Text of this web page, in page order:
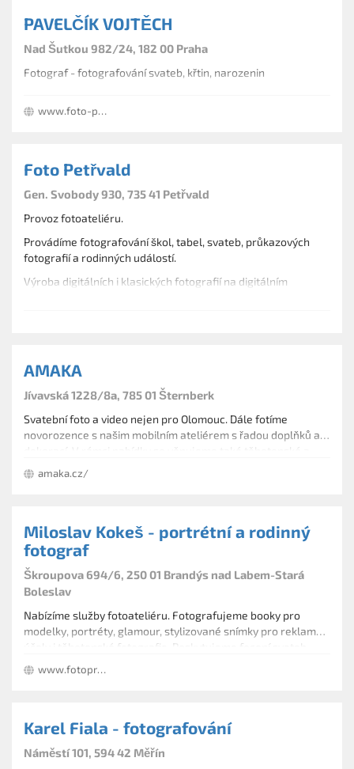
PAVELČÍK VOJTĚCH
Nad Šutkou 982/24, 182 00 Praha
Fotograf - fotografování svateb, křtin, narozenin
www.foto-pavelcik.cz
Foto Petřvald
Gen. Svobody 930, 735 41 Petřvald
Provoz fotoateliéru.
Provádíme fotografování škol, tabel, svateb, průkazových
fotografií a rodinných událostí.
Výroba digitálních i klasických fotografií na digitálním
AMAKA
Jívavská 1228/8a, 785 01 Šternberk
Svatební foto a video nejen pro Olomouc. Dále fotíme
novorozence s našim mobilním ateliérem s řadou doplňků a
rodinné fotografie a natáčení hudebních klipů.
amaka.cz/
Miloslav Kokeš - portrétní a rodinný
fotograf
Škroupova 694/6, 250 01 Brandýs nad Labem-Stará
Boleslav
Nabízíme služby fotoateliéru. Fotografujeme booky pro
modelky, portréty, glamour, stylizované snímky pro reklamní
účely i těhotenské fotografie. Poskytujeme focení svateb,
předsvatebních portrétů, dětí, uměleckých aktů i
stylizovaných fotografií jídla.
www.fotoproweb.cz
Karel Fiala - fotografování
Náměstí 101, 594 42 Měřín